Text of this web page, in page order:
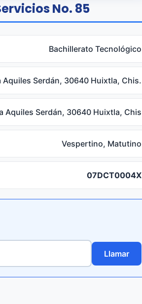
No. 85
Bachillerato Tecnológico
Aquiles Serdán, 30640 Huixtla, Chis.
Aquiles Serdán, 30640 Huixtla, Chis
Vespertino, Matutino
07DCT0004X
Llamar